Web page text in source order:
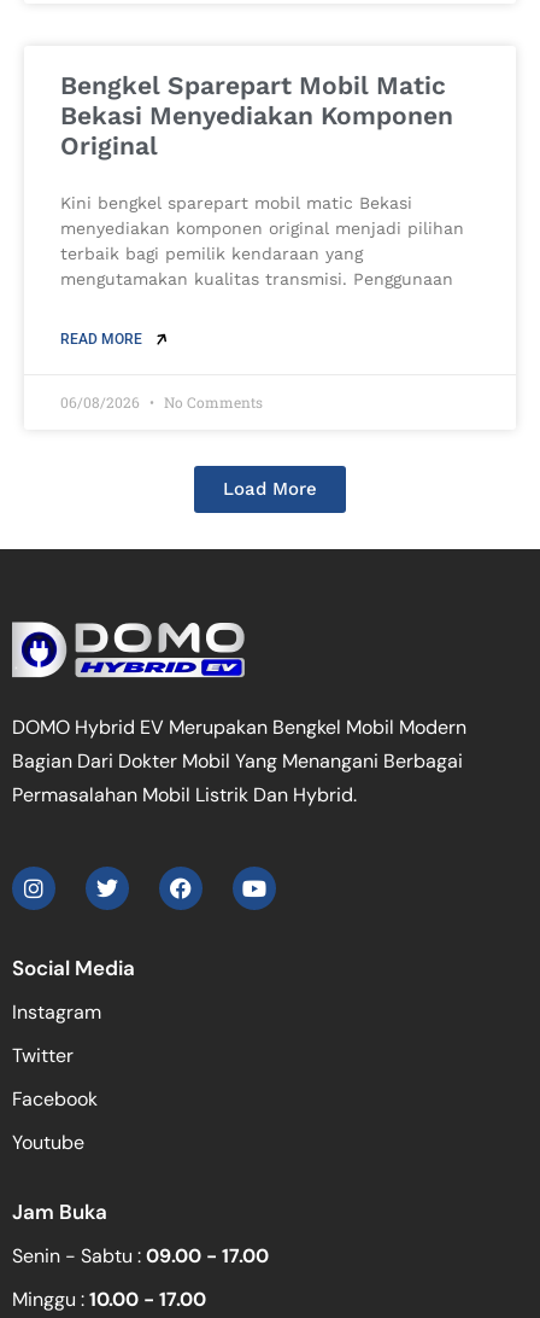
Bengkel Sparepart Mobil Matic
Bekasi Menyediakan Komponen
Original
Kini bengkel sparepart mobil matic Bekasi
menyediakan komponen original menjadi pilihan
terbaik bagi pemilik kendaraan yang
mengutamakan kualitas transmisi. Penggunaan
READ MORE
06/08/2026 No Comments
Load More
DOMO Hybrid EV Merupakan Bengkel Mobil Modern
Bagian Dari Dokter Mobil Yang Menangani Berbagai
Permasalahan Mobil Listrik Dan Hybrid.
Social Media
Instagram
Twitter
Facebook
Youtube
Jam Buka
Senin - Sabtu :09.00 - 17.00
Minggu :10.00 - 17.00